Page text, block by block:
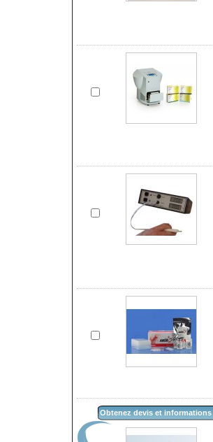
Obtenez devis et informations